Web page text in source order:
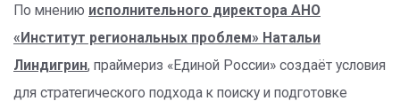
По мнению исполнительного директора АНО
«Институт региональных проблем» Натальи
Линдигрин, праймериз «Единой России» создаёт условия
для стратегического подхода к поиску и подготовке